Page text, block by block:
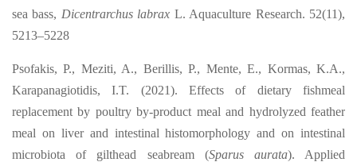
sea bass, Dicentrarchus labrax L. Aquaculture Research. 52(11),
5213–5228
Psofakis, P., Meziti, A., Berillis, P., Mente, E., Kormas, K.A.,
Karapanagiotidis, I.T. (2021). Effects of dietary fishmeal
replacement by poultry by-product meal and hydrolyzed feather
meal on liver and intestinal histomorphology and on intestinal
microbiota of gilthead seabream (Sparus aurata). Applied